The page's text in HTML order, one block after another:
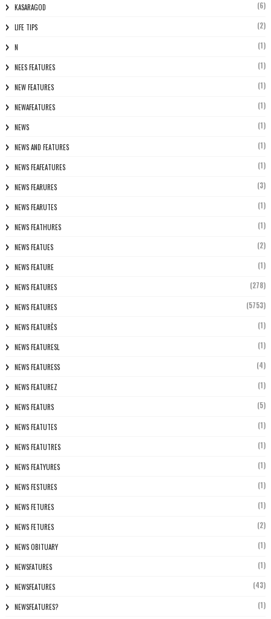
KASARAGOD (6)
LIFE TIPS (2)
N (1)
NEES FEATURES (1)
NEW FEATURES (1)
NEWAFEATURES (1)
NEWS (1)
NEWS AND FEATURES (1)
NEWS FEAFEATURES (1)
NEWS FEARURES (3)
NEWS FEARUTES (1)
NEWS FEATHURES (1)
NEWS FEATUES (2)
NEWS FEATURE (1)
NEWS FEATURES (278)
NEWS FEATURES (5753)
NEWS FEATURÈS (1)
NEWS FEATURESL (1)
NEWS FEATURESS (4)
NEWS FEATUREZ (1)
NEWS FEATURS (5)
NEWS FEATUTES (1)
NEWS FEATUTRES (1)
NEWS FEATYURES (1)
NEWS FESTURES (1)
NEWS FETURES (1)
NEWS FETURES (2)
NEWS OBITUARY (1)
NEWSFATURES (1)
NEWSFEATURES (43)
NEWSFEATURES? (1)